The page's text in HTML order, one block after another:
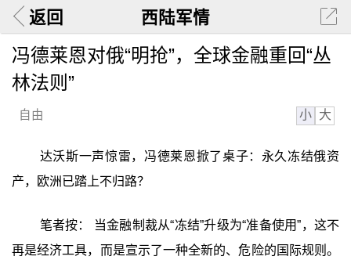
返回 西陆军情
冯德莱恩对俄“明抢”，全球金融重回“丛
林法则”
自由 小 大
达沃斯一声惊雷，冯德莱恩掀了桌子：永久冻结俄资
产，欧洲已踏上不归路？
笔者按： 当金融制裁从“冻结”升级为“准备使用”，这不
再是经济工具，而是宣示了一种全新的、危险的国际规则。